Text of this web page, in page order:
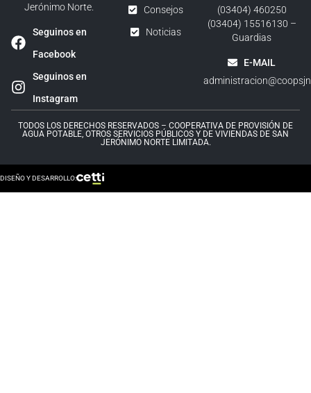
Jerónimo Norte.
Seguinos en
Facebook
Seguinos en
Instagram
Consejos
Noticias
(03404) 460250
(03404) 15516130 –
Guardias
E-MAIL
TODOS LOS DERECHOS RESERVADOS – COOPERATIVA DE PROVISIÓN DE
AGUA POTABLE, OTROS SERVICIOS PÚBLICOS Y DE VIVIENDAS DE SAN
JERÓNIMO NORTE LIMITADA.
DISEÑO Y DESARROLLO: